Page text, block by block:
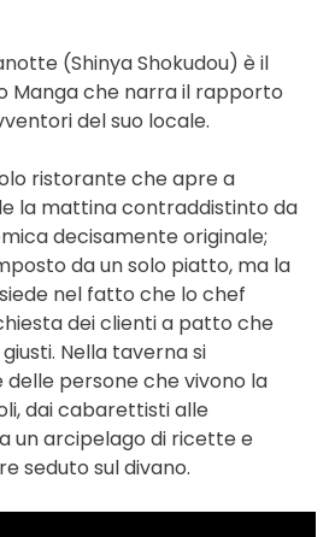
(Shinya Shokudou) è il
Manga che narra il rapporto
del suo locale.
ristorante che apre a
la mattina contraddistinto da
decisamente originale;
da un solo piatto, ma la
nel fatto che lo chef
dei clienti a patto che
Nella taverna si
persone che vivono la
dai cabarettisti alle
un arcipelago di ricette e
seduto sul divano.